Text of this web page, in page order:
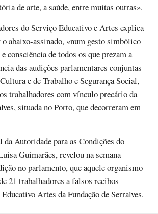
de arte, a saúde, entre muitas outras».
do Serviço Educativo e Artes explica
abaixo-assinado, «num gesto simbólico
consciência de todos os que prezam a
das audições parlamentares conjuntas
e de Trabalho e Segurança Social,
trabalhadores com vínculo precário da
situada no Porto, que decorreram em
Autoridade para as Condições do
Guimarães, revelou na semana
no parlamento, que aquele organismo
21 trabalhadores a falsos recibos
Artes da Fundação de Serralves.